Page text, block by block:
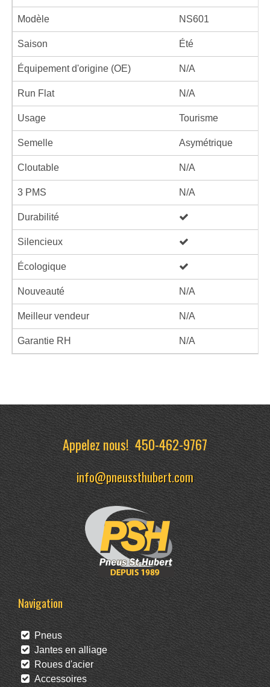
Modèle NS601
Saison Été
Équipement d'origine (OE) N/A
Run Flat N/A
Usage Tourisme
Semelle Asymétrique
Cloutable N/A
3 PMS N/A
Durabilité
Silencieux
Écologique
Nouveauté N/A
Meilleur vendeur N/A
Garantie RH N/A
Appelez nous!450-462-9767
info@pneussthubert.com
Navigation
Pneus
Jantes en alliage
Roues d'acier
Accessoires